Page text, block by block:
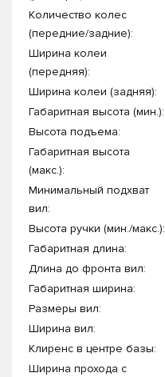
Количество колес
(передние/задние):
Ширина колеи
(передняя):
Ширина колеи (задняя):
Габаритная высота (мин.):
Высота подъема:
Габаритная высота
(макс.):
Минимальный подхват
вил:
Высота ручки (мин./макс.):
Габаритная длина:
Длина до фронта вил:
Габаритная ширина:
Размеры вил:
Ширина вил:
Клиренс в центре базы:
Ширина прохода с